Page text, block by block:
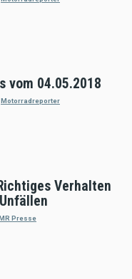
vom 04.05.2018
Motorradreporter
Verhalten
Presse